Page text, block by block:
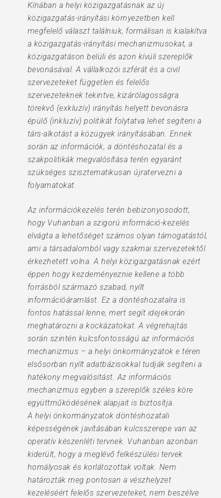
Kínában a helyi közigazgatásnak az új
közigazgatás-irányítási környezetben kell
megfelelő választ találniuk, formálisan is kialakítva
a közigazgatás-irányítási mechanizmusokat, a
közigazgatáson belüli és azon kívüli szereplők
bevonásával. A vállalkozói szférát és a civil
szervezeteket független és felelős
szervezeteknek tekintve, kizárólagosságra
törekvő (exkluzív) irányítás helyett bevonásra
épülő (inkluzív) politikát folytatva lehet segíteni a
társ-alkotást a közügyek irányításában. Ennek
során az információk, a döntéshozatal és a
szakpolitikák megvalósítása terén egyaránt
szükséges szisztematikusan újratervezni a
folyamatokat.
Az információkezelés terén bebizonyosodott,
hogy Vuhanban a szigorú információ-kezelés
elvágta a lehetőséget számos olyan támogatástól,
ami a társadalomból vagy szakmai szervezetektől
érkezhetett volna. A helyi közigazgatásnak ezért
éppen hogy kezdeményeznie kellene a több
forrásból származó szabad, nyílt
információáramlást. Ez a döntéshozatalra is
fontos hatással lenne, mert segít idejekorán
meghatározni a kockázatokat. A végrehajtás
során szintén kulcsfontosságú az információs
mechanizmus – a helyi önkormányzatok e téren
elsősorban nyílt adatbázisokkal tudják segíteni a
hatékony megvalósítást. Az információs
mechanizmus egyben a szereplők széles köre
együttműködésének alapjait is biztosítja.
A helyi önkormányzatok döntéshozatali
képességének javításában kulcsszerepe van az
operatív készenléti tervnek. Vuhanban azonban
kiderült, hogy a meglévő felkészülési tervek
homályosak és korlátozottak voltak. Nem
határozták meg pontosan a vészhelyzet
kezeléséért felelős szervezeteket, nem beszélve